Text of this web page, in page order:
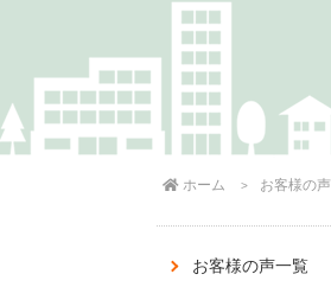
ホーム お客様の声
お客様の声一覧